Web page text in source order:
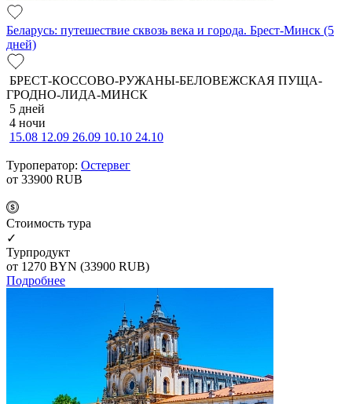
Беларусь: путешествие сквозь века и города. Брест-Минск (5
дней)
БРЕСТ-КОССОВО-РУЖАНЫ-БЕЛОВЕЖСКАЯ ПУЩА-
ГРОДНО-ЛИДА-МИНСК
5 дней
4 ночи
15.08 12.09 26.09 10.10 24.10
Туроператор: Остервег
от 33900 RUB
Cтоимость тура
✓
Турпродукт
от 1270 BYN (33900 RUB)
Подробнее